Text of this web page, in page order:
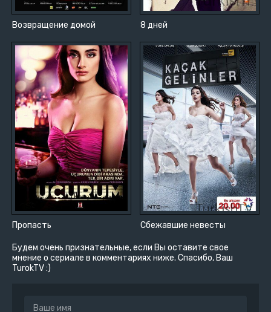
Возвращение домой 8 дней
Пропасть Сбежавшие невесты
Будем очень признательные, если Вы оставите свое
мнение о сериале в комментариях ниже. Спасибо, Ваш
TurokTV :)